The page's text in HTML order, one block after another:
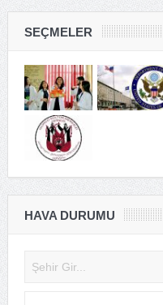
SEÇMELER
HAVA DURUMU